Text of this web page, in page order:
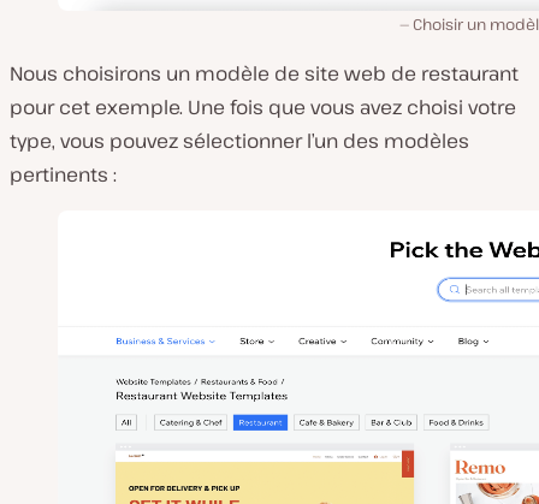
Choisir un
Nous choisirons un modèle de site web de restaurant
pour cet exemple. Une fois que vous avez choisi votre
type, vous pouvez sélectionner l’un des modèles
pertinents :